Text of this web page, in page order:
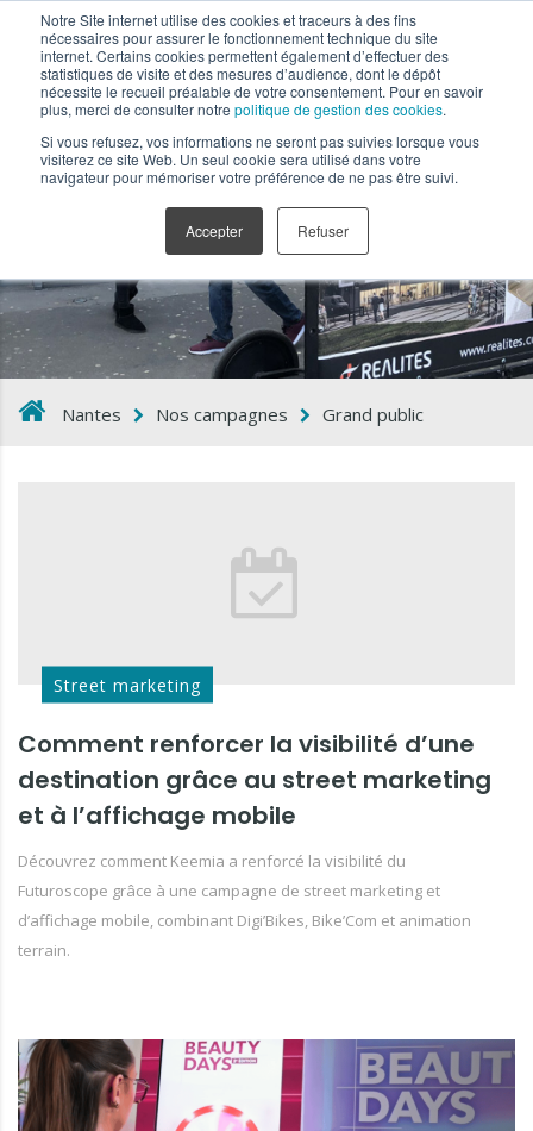
Notre Site internet utilise des cookies et traceurs à des fins
nécessaires pour assurer le fonctionnement technique du site
internet. Certains cookies permettent également d’effectuer des
statistiques de visite et des mesures d’audience, dont le dépôt
nécessite le recueil préalable de votre consentement. Pour en savoir
plus, merci de consulter notre politique de gestion des cookies.
Si vous refusez, vos informations ne seront pas suivies lorsque vous
visiterez ce site Web. Un seul cookie sera utilisé dans votre
navigateur pour mémoriser votre préférence de ne pas être suivi.
Accepter Refuser
Grand public
Nantes Nos campagnes Grand public
Street marketing
Comment renforcer la visibilité d’une
destination grâce au street marketing
et à l’affichage mobile
Découvrez comment Keemia a renforcé la visibilité du
Futuroscope grâce à une campagne de street marketing et
d’affichage mobile, combinant Digi’Bikes, Bike’Com et animation
terrain.